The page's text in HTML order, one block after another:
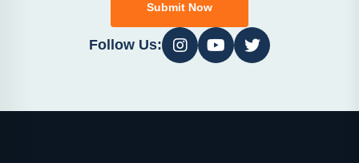
Submit Now
Follow Us: